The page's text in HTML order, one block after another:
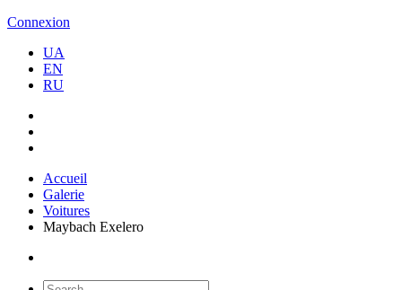
Connexion
UA
EN
RU
Accueil
Galerie
Voitures
Maybach Exelero